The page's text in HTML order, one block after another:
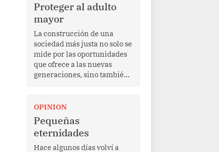
Proteger al adulto
mayor
La construcción de una
sociedad más justa no solo se
mide por las oportunidades
que ofrece a las nuevas
generaciones, sino también
de una vida de esfuerzo y
trabajo, afrontan la vejez en
condiciones de
vulnerabilidad. El anuncio
formulado por la presidenta
OPINION
Pequeñas
eternidades
Hace algunos días volví a